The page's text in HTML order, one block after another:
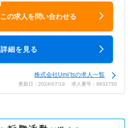
この求人を問い合わせる
詳細を見る
株式会社Umi’tsの求人一覧
更新日：2024/07/19 求人番号：9832750